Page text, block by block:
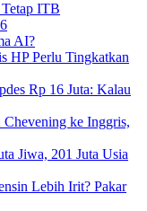
ITB
AI?
HP Perlu Tingkatkan
Rp 16 Juta: Kalau
ke Inggris,
Jiwa, 201 Juta Usia
Lebih Irit? Pakar